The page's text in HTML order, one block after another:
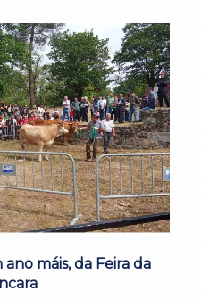
máis, da Feira da